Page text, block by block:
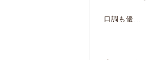
口調も優...